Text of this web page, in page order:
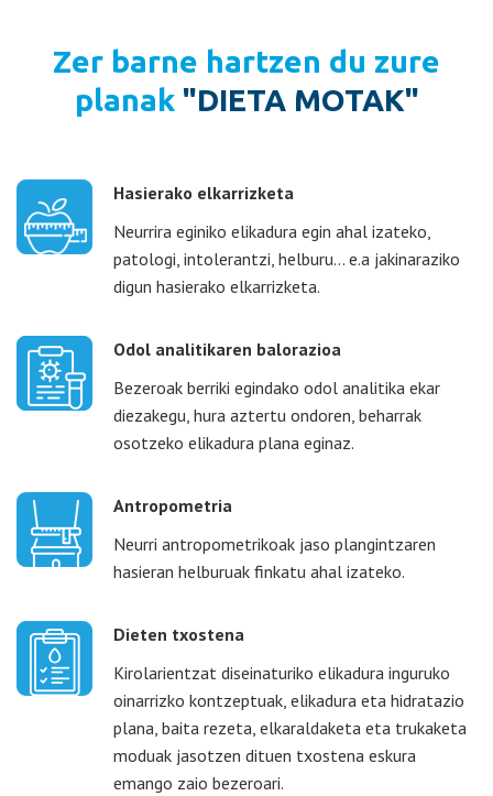
Zer barne hartzen du zure
planak "DIETA MOTAK"
Hasierako elkarrizketa
Neurrira eginiko elikadura egin ahal izateko,
patologi, intolerantzi, helburu… e.a jakinaraziko
digun hasierako elkarrizketa.
Odol analitikaren balorazioa
Bezeroak berriki egindako odol analitika ekar
diezakegu, hura aztertu ondoren, beharrak
osotzeko elikadura plana eginaz.
Antropometria
Neurri antropometrikoak jaso plangintzaren
hasieran helburuak finkatu ahal izateko.
Dieten txostena
Kirolarientzat diseinaturiko elikadura inguruko
oinarrizko kontzeptuak, elikadura eta hidratazio
plana, baita rezeta, elkaraldaketa eta trukaketa
moduak jasotzen dituen txostena eskura
emango zaio bezeroari.